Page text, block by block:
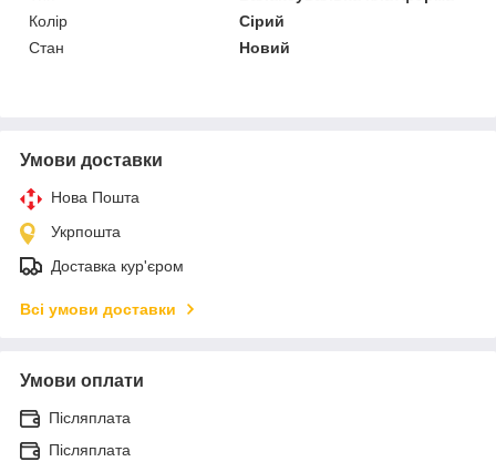
Колір
Сірий
Стан
Новий
Умови доставки
Нова Пошта
Укрпошта
Доставка кур'єром
Всі умови доставки
Умови оплати
Післяплата
Післяплата